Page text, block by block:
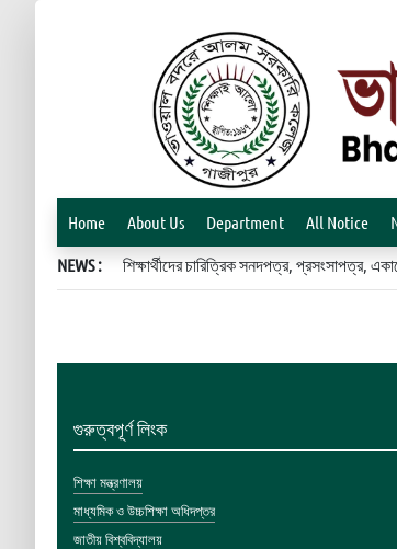
Home About Us Department All Notice
NEWS : শিক্ষার্থীদের চারিত্রিক সনদপত্র, প্রসংসাপত্র,
গুরুত্বপূর্ণ লিংক
শিক্ষা মন্ত্রণালয়
মাধ্যমিক ও উচ্চশিক্ষা অধিদপ্তর
জাতীয় বিশ্ববিদ্যালয়